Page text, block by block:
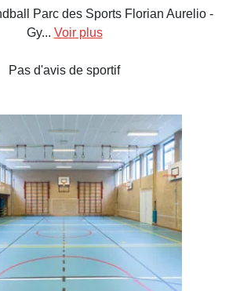
Parc des Sports Florian Aurelio -
Gy... Voir plus
Pas d'avis de sportif